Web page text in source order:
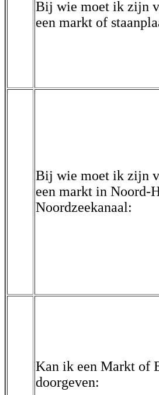
Bij wie moet ik zijn
een markt of
Bij wie moet ik zijn
een markt in Noord-
Noordzeekanaal:
Kan ik een Markt of
doorgeven: